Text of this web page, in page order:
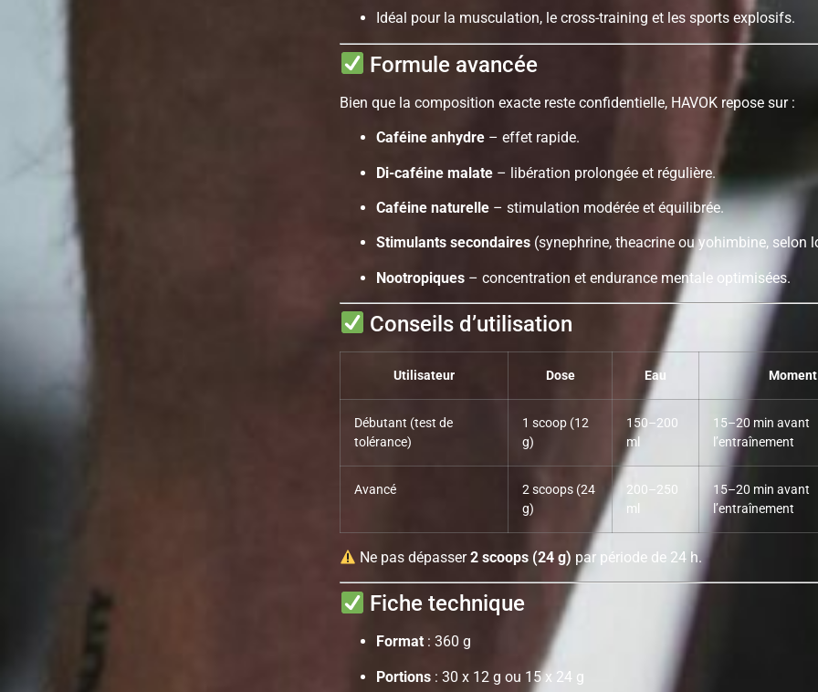
Idéal pour la musculation, le cross-training et les sports explosifs.
Formule avancée
Bien que la composition exacte reste confidentielle, HAVOK repose sur :
Caféine anhydre – effet rapide.
Di-caféine malate – libération prolongée et régulière.
Caféine naturelle – stimulation modérée et équilibrée.
Stimulants secondaires (synephrine, theacrine ou yohimbine, selon
Nootropiques – concentration et endurance mentale optimisées.
Conseils d’utilisation
Utilisateur Dose Eau Moment
Débutant (test de
tolérance)
1 scoop (12
g)
150–200
ml
15–20 min avant
l’entraînement
Avancé
2 scoops (24
g)
200–250
ml
15–20 min avant
l’entraînement
Ne pas dépasser2 scoops (24 g) par période de 24 h.
Fiche technique
Format : 360 g
Portions : 30 x 12 g ou 15 x 24 g